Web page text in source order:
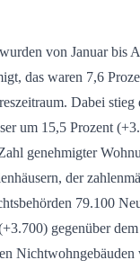
von Januar bis
das waren 7,6
Dabei stieg
um 15,5 Prozent
genehmigter
der
79.100
gegenüber dem
Nichtwohngebäuden